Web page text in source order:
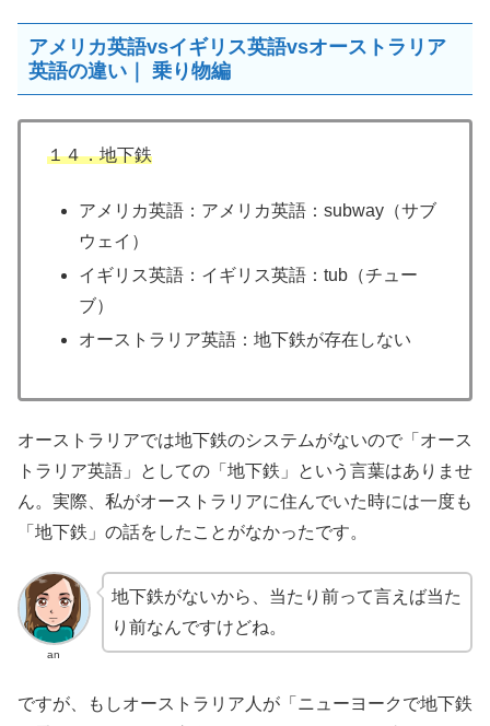
アメリカ英語vsイギリス英語vsオーストラリア
英語の違い｜ 乗り物編
１４．地下鉄
アメリカ英語：アメリカ英語：subway（サブ
ウェイ）
イギリス英語：イギリス英語：tub（チュー
ブ）
オーストラリア英語：地下鉄が存在しない
オーストラリアでは地下鉄のシステムがないので「オース
トラリア英語」としての「地下鉄」という言葉はありませ
ん。実際、私がオーストラリアに住んでいた時には一度も
「地下鉄」の話をしたことがなかったです。
an
地下鉄がないから、当たり前って言えば当た
り前なんですけどね。
ですが、もしオーストラリア人が「ニューヨークで地下鉄